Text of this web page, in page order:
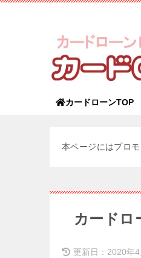
カードローンTOP
本ページにはプロ
カードロ
更新日： 2020年4